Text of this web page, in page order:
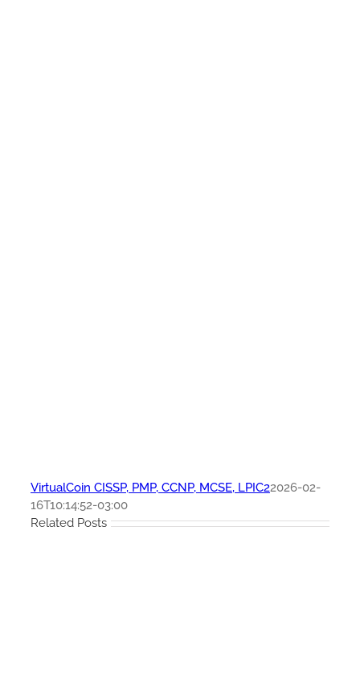
VirtualCoin CISSP, PMP, CCNP, MCSE, LPIC22026-02-
16T10:14:52-03:00
Related Posts